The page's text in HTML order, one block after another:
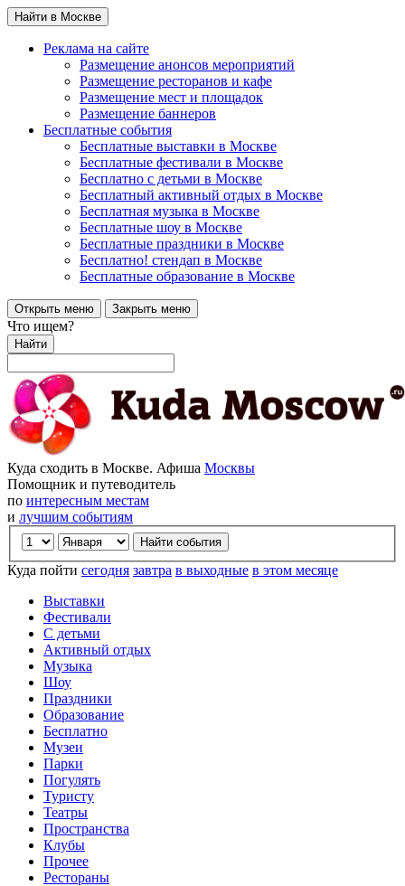
Найти в Москве
Реклама на сайте
Размещение анонсов мероприятий
Размещение ресторанов и кафе
Размещение мест и площадок
Размещение баннеров
Бесплатные события
Бесплатные выставки в Москве
Бесплатные фестивали в Москве
Бесплатно с детьми в Москве
Бесплатный активный отдых в Москве
Бесплатная музыка в Москве
Бесплатные шоу в Москве
Бесплатные праздники в Москве
Бесплатно! стендап в Москве
Бесплатные образование в Москве
Открыть меню Закрыть меню
Что ищем?
Найти
Куда сходить в Москве. Афиша Москвы
Помощник и путеводитель
по интересным местам
и лучшим событиям
Куда пойти сегодня завтра в выходные в этом месяце
Выставки
Фестивали
С детьми
Активный отдых
Музыка
Шоу
Праздники
Образование
Бесплатно
Музеи
Парки
Погулять
Туристу
Театры
Пространства
Клубы
Прочее
Рестораны